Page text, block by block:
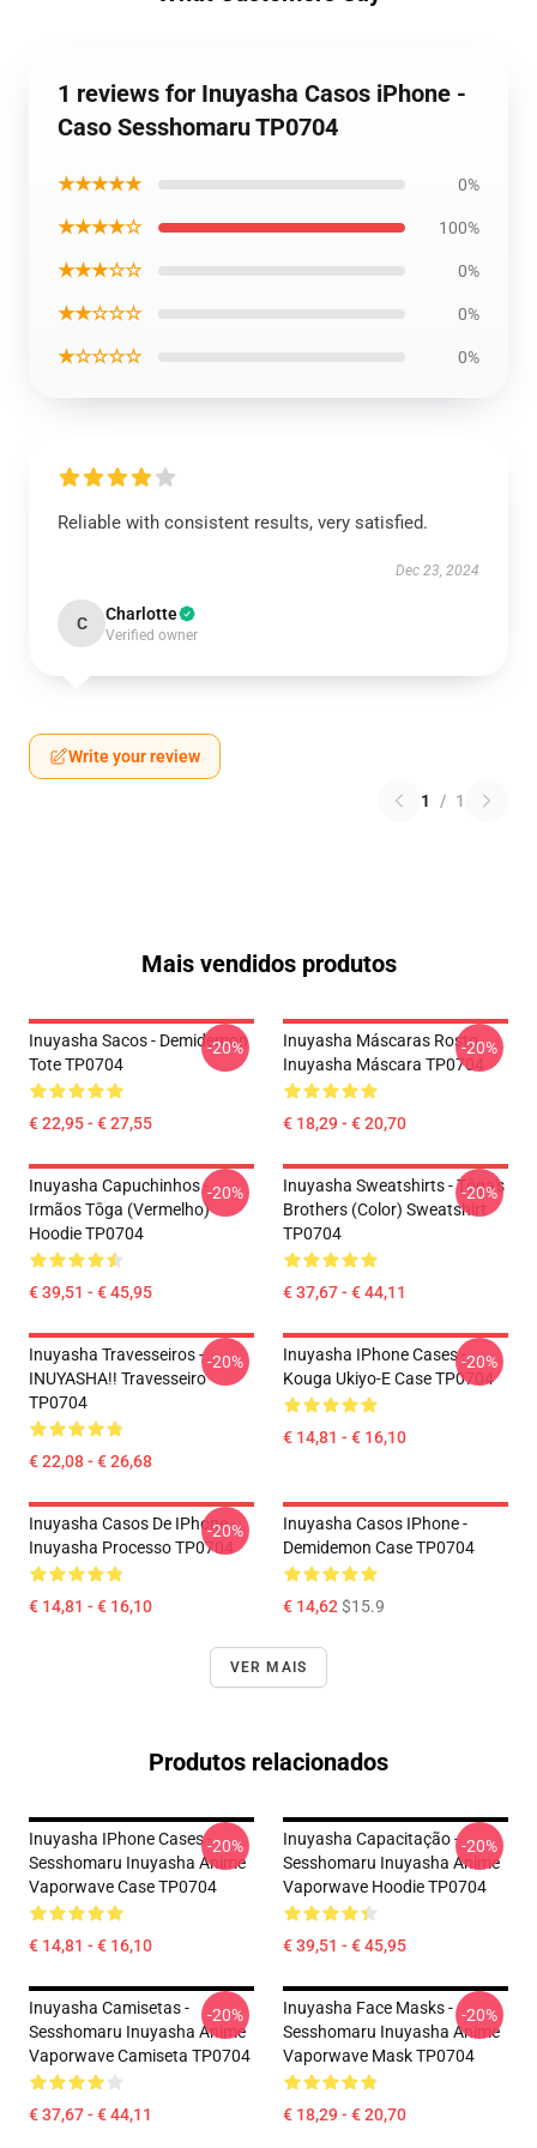
1 reviews for Inuyasha Casos iPhone -
Caso Sesshomaru TP0704
★★★★★ 0%
★★★★☆ 100%
★★★☆☆ 0%
★★☆☆☆ 0%
★☆☆☆☆ 0%
Reliable with consistent results, very satisfied.
Dec 23, 2024
C Charlotte
Verified owner
Write your review
1 / 1
Mais vendidos produtos
Inuyasha Sacos - Demidemon
Tote TP0704
€ 22,95 - € 27,55
-20%
Inuyasha Máscaras Rosto
Inuyasha Máscara TP0704
€ 18,29 - € 20,70
-20%
Inuyasha Capuchinhos -
Irmãos Tōga (vermelho)
Hoodie TP0704
€ 39,51 - € 45,95
-20%
Inuyasha Sweatshirts - Tōga's
Brothers (color) Sweatshirt
TP0704
€ 37,67 - € 44,11
-20%
Inuyasha Travesseiros -
INUYASHA!! Travesseiro
TP0704
€ 22,08 - € 26,68
-20%
Inuyasha IPhone Cases -
Kouga Ukiyo-E Case TP0704
€ 14,81 - € 16,10
-20%
Inuyasha Casos De IPhone -
Inuyasha Processo TP0704
€ 14,81 - € 16,10
-20%
Inuyasha Casos IPhone -
Demidemon Case TP0704
€ 14,62$15.9
VER MAIS
Produtos relacionados
Inuyasha IPhone Cases -
Sesshomaru Inuyasha Anime
Vaporwave Case TP0704
€ 14,81 - € 16,10
-20%
Inuyasha Capacitação -
Sesshomaru Inuyasha Anime
Vaporwave Hoodie TP0704
€ 39,51 - € 45,95
-20%
Inuyasha Camisetas -
Sesshomaru Inuyasha Anime
Vaporwave Camiseta TP0704
€ 37,67 - € 44,11
-20%
Inuyasha Face Masks -
Sesshomaru Inuyasha Anime
Vaporwave Mask TP0704
€ 18,29 - € 20,70
-20%